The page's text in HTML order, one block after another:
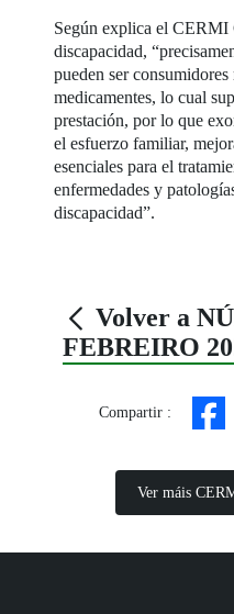
Según explica el CERMI
discapacidad,
pueden ser consumidores
medicamentes, lo cual
prestación, por lo que
el esfuerzo familiar,
esenciales para el
enfermedades y
discapacidad”.
Volver a
FEBREIRO
Compartir :
Ver máis